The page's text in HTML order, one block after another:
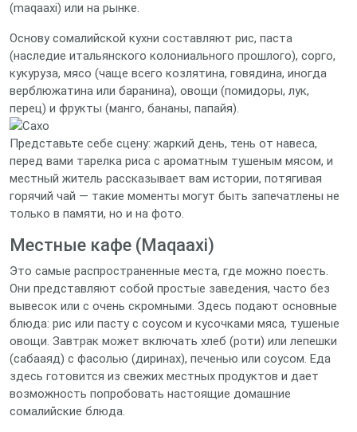
(maqaaxi) или на рынке.
Основу сомалийской кухни составляют рис, паста
(наследие итальянского колониального прошлого), сорго,
кукуруза, мясо (чаще всего козлятина, говядина, иногда
верблюжатина или баранина), овощи (помидоры, лук,
перец) и фрукты (манго, бананы, папайя).
Представьте себе сцену: жаркий день, тень от навеса,
перед вами тарелка риса с ароматным тушеным мясом, и
местный житель рассказывает вам истории, потягивая
горячий чай — такие моменты могут быть запечатлены не
только в памяти, но и на фото.
Местные кафе (Maqaaxi)
Это самые распространенные места, где можно поесть.
Они представляют собой простые заведения, часто без
вывесок или с очень скромными. Здесь подают основные
блюда: рис или пасту с соусом и кусочками мяса, тушеные
овощи. Завтрак может включать хлеб (роти) или лепешки
(сабааяд) с фасолью (диринах), печенью или соусом. Еда
здесь готовится из свежих местных продуктов и дает
возможность попробовать настоящие домашние
сомалийские блюда.